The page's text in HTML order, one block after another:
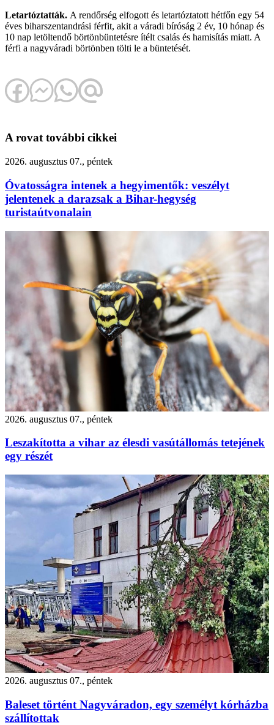
Letartóztatták. A rendőrség elfogott és letartóztatott hétfőn egy 54
éves biharszentandrási férfit, akit a váradi bíróság 2 év, 10 hónap és
10 nap letöltendő börtönbüntetésre ítélt csalás és hamisítás miatt. A
férfi a nagyváradi börtönben tölti le a büntetését.
A rovat további cikkei
2026. augusztus 07., péntek
Óvatosságra intenek a hegyimentők: veszélyt
jelentenek a darazsak a Bihar-hegység
turistaútvonalain
2026. augusztus 07., péntek
Leszakította a vihar az élesdi vasútállomás tetejének
egy részét
2026. augusztus 07., péntek
Baleset történt Nagyváradon, egy személyt kórházba
szállítottak